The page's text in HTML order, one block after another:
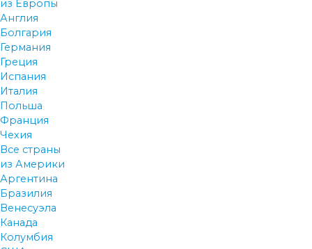
из Европы
Англия
Болгария
Германия
Греция
Испания
Италия
Польша
Франция
Чехия
Все страны
из Америки
Аргентина
Бразилия
Венесуэла
Канада
Колумбия